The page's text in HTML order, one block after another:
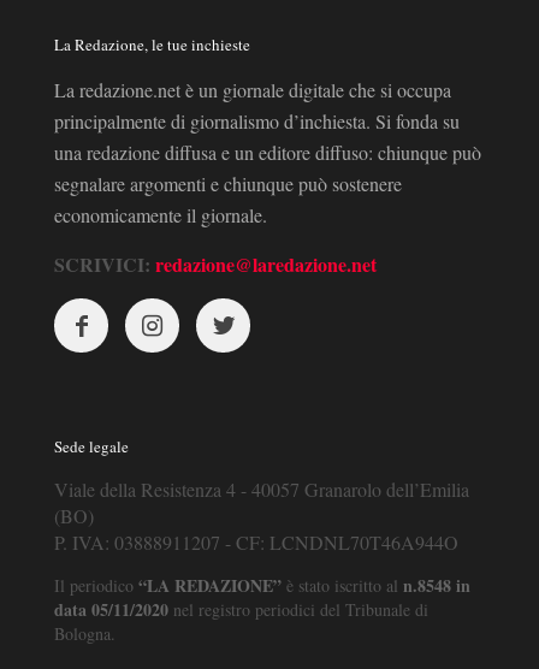
La Redazione, le tue inchieste
La redazione.net è un giornale digitale che si occupa
principalmente di giornalismo d’inchiesta. Si fonda su
una redazione diffusa e un editore diffuso: chiunque può
segnalare argomenti e chiunque può sostenere
economicamente il giornale.
SCRIVICI: redazione@laredazione.net
Sede legale
Viale della Resistenza 4 - 40057 Granarolo dell’Emilia
(BO)
P. IVA: 03888911207 - CF: LCNDNL70T46A944O
Il periodico “LA REDAZIONE” è stato iscritto al n.8548 in
data 05/11/2020 nel registro periodici del Tribunale di
Bologna.